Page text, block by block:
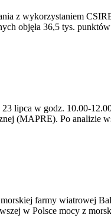
z wykorzystaniem
objęła 36,5 tys.
lipca w godz. 10.00-
(MAPRE). Po analizie
farmy wiatrowej
w Polsce mocy z